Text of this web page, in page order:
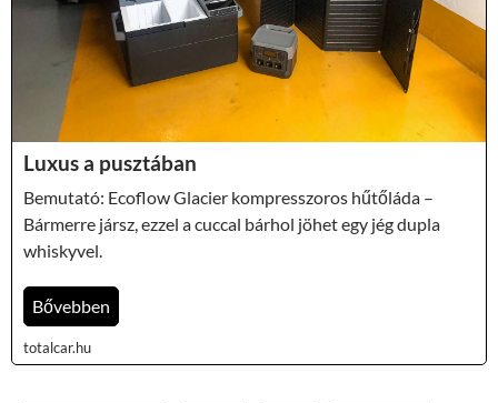
Luxus a pusztában
Bemutató: Ecoflow Glacier kompresszoros hűtőláda –
Bármerre jársz, ezzel a cuccal bárhol jöhet egy jég dupla
whiskyvel.
Bővebben
totalcar.hu